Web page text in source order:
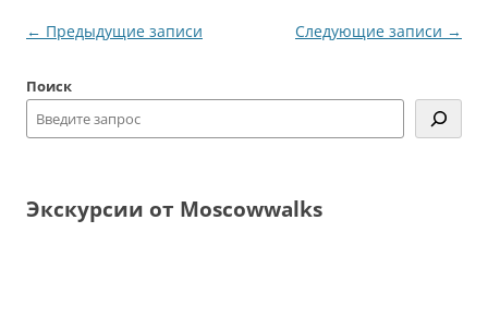
Навигация
записям
← Предыдущие записи Следующие записи →
Поиск
Экскурсии от Moscowwalks